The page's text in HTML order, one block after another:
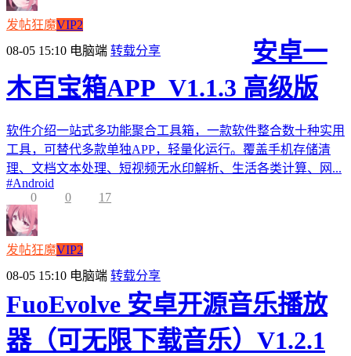
发帖狂魔VIP2
08-05 15:10 电脑端 转载分享
安卓一
木百宝箱APP_V1.1.3 高级版
软件介绍一站式多功能聚合工具箱，一款软件整合数十种实用
工具，可替代多款单独APP，轻量化运行。覆盖手机存储清
理、文档文本处理、短视频无水印解析、生活各类计算、网...
#Android
0
0 17
发帖狂魔VIP2
08-05 15:10 电脑端 转载分享
FuoEvolve 安卓开源音乐播放
器（可无限下载音乐）V1.2.1